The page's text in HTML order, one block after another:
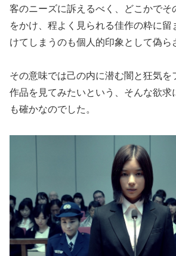
客のニーズに訴えるべく、どこかでそ
をかけ、程よく見られる佳作の粋に留
けてしまうのも個人的印象として偽ら
その意味では己の内に潜む闇と狂気を
作品を見てみたいという、そんな欲求
も確かなのでした。